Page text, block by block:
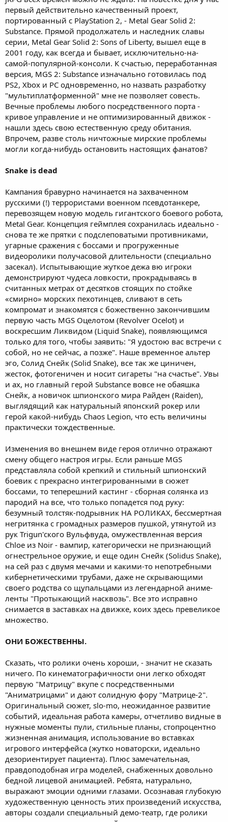
первый действительно качественный проект,
портированный с PlayStation 2, - Metal Gear Solid 2:
Substance. Прямой продолжатель и наследник славы
серии, Metal Gear Solid 2: Sons of Liberty, вышел еще в
2001 году, как всегда и бывает, исключительно-на-
самой-популярной-консоли. К счастью, переработанная
версия, MGS 2: Substance изначально готовилась под
PS2, Xbox и PC одновременно, но назвать разработку
"мультиплатформенной" мне не позволяет совесть.
Вечные проблемы любого посредственного порта -
кривое управление и не оптимизированный движок -
нашли здесь свою естественную среду обитания.
Впрочем, разве столь ничтожные мирские проблемы
могли когда-нибудь остановить настоящих фанатов?
Snake is dead
Кампания бравурно начинается на захваченном
русскими (!) террористами военном псевдотанкере,
перевозящем новую модель гигантского боевого робота,
Metal Gear. Концепция геймплея сохранилась идеально -
снова те же прятки с подслеповатыми противниками,
угарные сражения с боссами и прогруженные
видеоролики получасовой длительности (специально
засекал). Испытывающие жуткое дежа вю игроки
демонстрируют чудеса ловкости, прокрадываясь в
считанных метрах от десятков стоящих по стойке
«смирно» морских пехотинцев, сливают в сеть
компромат и знакомятся с божественно закончившим
первую часть MGS Оцелотом (Revolver Ocelot) и
воскресшим Ликвидом (Liquid Snake), появляющимся
только для того, чтобы заявить: "Я удостою вас встречи с
собой, но не сейчас, а позже". Наше временное альтер
эго, Солид Снейк (Solid Snake), все так же циничен,
жесток, фотогеничен и носит сигареты "на счастье". Увы
и ах, но главный герой Substance вовсе не обаяшка
Снейк, а новичок шпионского мира Райден (Raiden),
выглядящий как натуральный японский рокер или
герой какой-нибудь Chaos Legion, что есть величины
практически тождественные.
Изменения во внешнем виде героя отлично отражают
смену общего настроя игры. Если раньше MGS
представляла собой крепкий и стильный шпионский
боевик с прекрасно интегрированными в сюжет
боссами, то теперешний кастинг - сборная солянка из
пародий на все, что только попадется под руку:
безумный толстяк-подрывник НА РОЛИКАХ, бессмертная
негритянка с громадных размеров пушкой, утянутой из
рук Trigun'ского Вульфвуда, омужествленная версия
Chloe из Noir - вампир, категорически не признающий
огнестрельное оружие, и еще один Снейк (Solidus Snake),
на сей раз с двумя мечами и какими-то непотребными
кибернетическими трубами, даже не скрывающими
своего родства со щупальцами из легендарной аниме-
ленты "Протыкающий насквозь". Все это исправно
снимается в заставках на движке, коих здесь превеликое
множество.
ОНИ БОЖЕСТВЕННЫ.
Сказать, что ролики очень хороши, - значит не сказать
ничего. По кинематографичности они легко обходят
первую "Матрицу" вкупе с посредственными
"Аниматрицами" и дают солидную фору "Матрице-2".
Оригинальный сюжет, slo-mo, неожиданное развитие
событий, идеальная работа камеры, отчетливо видные в
нужные моменты пули, стильные планы, стопроцентно
жизненная анимация, использование во вставках
игрового интерфейса (жутко новаторски, идеально
дезориентирует пациента). Плюс замечательная,
правдоподобная игра моделей, снабженных довольно
бедной лицевой анимацией. Ребята, натурально,
выражают эмоции одними глазами. Осознавая глубокую
художественную ценность этих произведений искусства,
авторы создали специальный демо-театр, где ролики